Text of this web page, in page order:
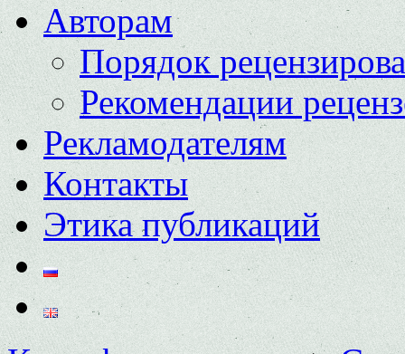
Авторам
Порядок
Рекомендации
Рекламодателям
Контакты
Этика публикаций